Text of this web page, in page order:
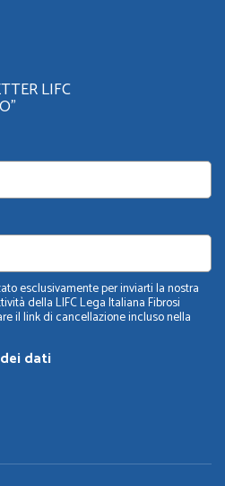
LIFC
esclusivamente per inviarti la nostra
della LIFC Lega Italiana Fibrosi
il link di cancellazione incluso nella
dati